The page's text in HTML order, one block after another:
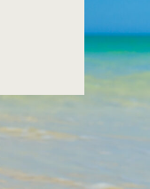
ŽE OD 80€/DAN!